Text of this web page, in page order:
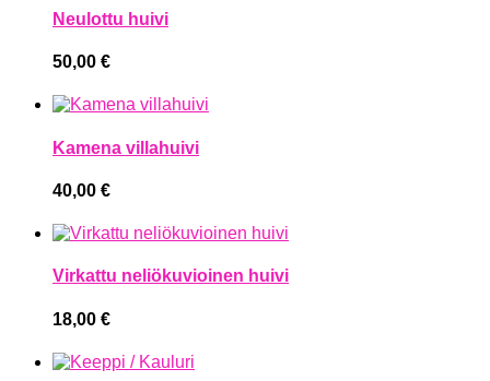
Neulottu huivi
50,00 €
Kamena villahuivi
40,00 €
Virkattu neliökuvioinen huivi
18,00 €